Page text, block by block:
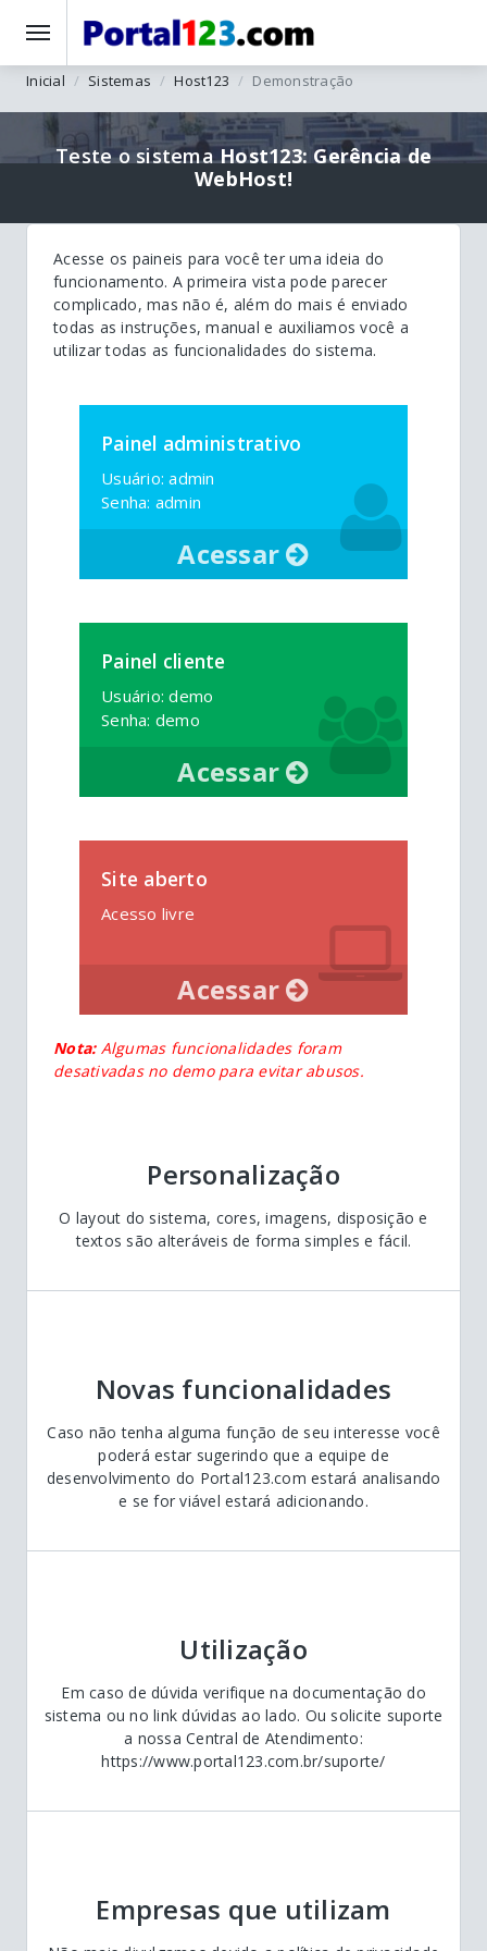
Inicial Sistemas Host123 Demonstração
Teste o sistemaHost123: Gerência de
WebHost!
Acesse os paineis para você ter uma ideia do
funcionamento. A primeira vista pode parecer
complicado, mas não é, além do mais é enviado
todas as instruções, manual e auxiliamos você a
utilizar todas as funcionalidades do sistema.
Painel administrativo
Usuário: admin
Senha: admin
Acessar
Painel cliente
Usuário: demo
Senha: demo
Acessar
Site aberto
Acesso livre
Acessar
Nota:Algumas funcionalidades foram
desativadas no demo para evitar abusos.
Personalização
O layout do sistema, cores, imagens, disposição e
textos são alteráveis de forma simples e fácil.
Novas funcionalidades
Caso não tenha alguma função de seu interesse você
poderá estar sugerindo que a equipe de
desenvolvimento do Portal123.com estará analisando
e se for viável estará adicionando.
Utilização
Em caso de dúvida verifique na documentação do
sistema ou no link dúvidas ao lado. Ou solicite suporte
a nossa Central de Atendimento:
https://www.portal123.com.br/suporte/
Empresas que utilizam